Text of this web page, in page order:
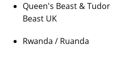
Queen's Beast & Tudor
Beast UK
Rwanda / Ruanda